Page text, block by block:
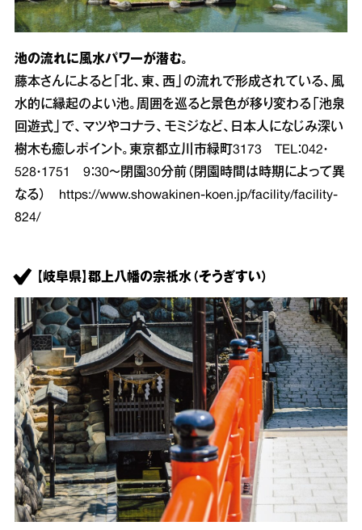
池の流れに風水パワーが潜む。
藤本さんによると「北、東、西」の流れで形成されている、風
水的に縁起のよい池。周囲を巡ると景色が移り変わる「池泉
回遊式」で、マツやコナラ、モミジなど、日本人になじみ深い
樹木も癒しポイント。東京都立川市緑町3173 TEL：042・
528・1751 9：30～閉園30分前（閉園時間は時期によって異
なる）
https://www.showakinen-koen.jp/facility/facility-
824/
【岐阜県】郡上八幡の宗祇水（そうぎすい）